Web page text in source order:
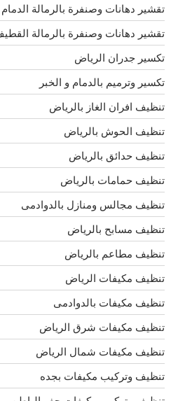
تقشير دهانات وصنفرة بالرمالة الدمام
تقشير دهانات وصنفرة بالرمالة
تكسير جدران الرياض
تكسير وترميم بالدمام و الخبر
تنظيف افران الغاز بالرياض
تنظيف الحوش بالرياض
تنظيف حدائق بالرياض
تنظيف حمامات بالرياض
تنظيف مجالس ومنازل بالدوادمى
تنظيف مسابح بالرياض
تنظيف مطاعم بالرياض
تنظيف مكيفات الرياض
تنظيف مكيفات بالدوادمى
تنظيف مكيفات شرق الرياض
تنظيف مكيفات شمال الرياض
تنظيف وتركيب مكيفات بجده